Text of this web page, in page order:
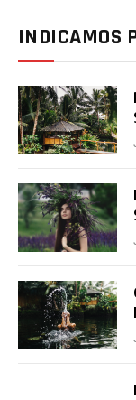
INDICAMOS